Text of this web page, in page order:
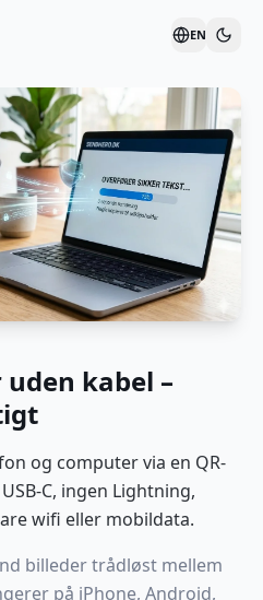
EN
kabel –
og computer via en QR-
C, ingen Lightning,
wifi eller mobildata.
billeder trådløst mellem
på iPhone, Android,